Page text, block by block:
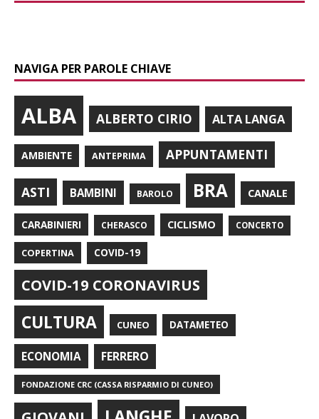
NAVIGA PER PAROLE CHIAVE
ALBA ALBERTO CIRIO ALTA LANGA
AMBIENTE ANTEPRIMA APPUNTAMENTI
ASTI BAMBINI BAROLO BRA CANALE
CARABINIERI CHERASCO CICLISMO CONCERTO
COPERTINA COVID-19
COVID-19 CORONAVIRUS
CULTURA CUNEO DATAMETEO
ECONOMIA FERRERO
FONDAZIONE CRC (CASSA RISPARMIO DI CUNEO)